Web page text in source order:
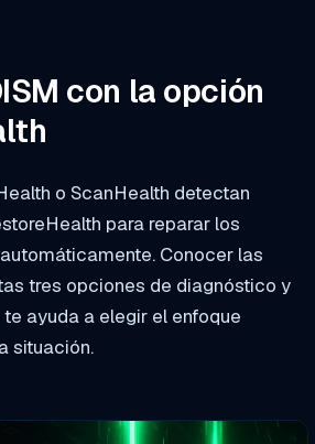
con la opción
o ScanHealth detectan
para reparar los
Conocer las
tres opciones de diagnóstico y
ayuda a elegir el enfoque
situación.